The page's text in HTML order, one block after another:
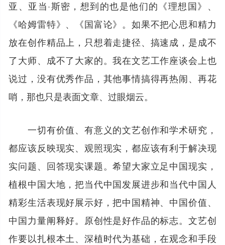
亚、亚当·斯密，想到的也是他们的《理想国》、
《哈姆雷特》、《国富论》。如果不把心思和精力
放在创作精品上，只想着走捷径、搞速成，是成不
了大师、成不了大家的。我在文艺工作座谈会上也
说过，没有优秀作品，其他事情搞得再热闹、再花
哨，那也只是表面文章、过眼烟云。
一切有价值、有意义的文艺创作和学术研究，
都应该反映现实、观照现实，都应该有利于解决现
实问题、回答现实课题。希望大家立足中国现实，
植根中国大地，把当代中国发展进步和当代中国人
精彩生活表现好展示好，把中国精神、中国价值、
中国力量阐释好。原创性是好作品的标志。文艺创
作要以扎根本土、深植时代为基础，在观念和手段